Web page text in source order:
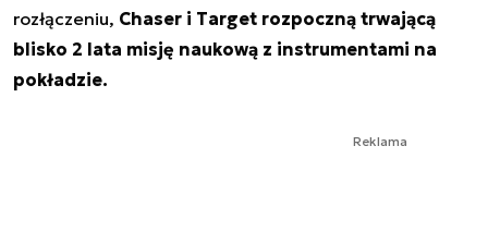
rozłączeniu, Chaser i Target rozpoczną trwającą
blisko 2 lata misję naukową z instrumentami na
pokładzie.
Reklama